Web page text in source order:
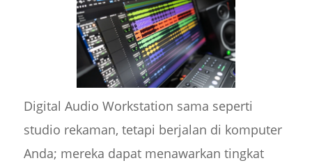
Digital Audio Workstation sama seperti
studio rekaman, tetapi berjalan di komputer
Anda; mereka dapat menawarkan tingkat